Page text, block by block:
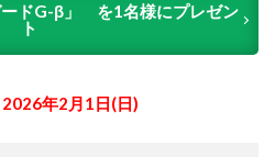
ードG-β」 を1名様にプレゼン
ト
年2月1日(日)